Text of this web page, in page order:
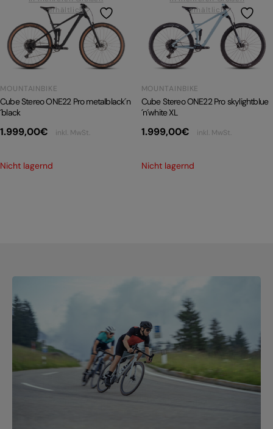
Alle entdecken
E-BIKE TOUR
PRODUKTRÜCKRUFE
erhältlich
MOUNTAINBIKE
Cube Stereo ONE22 Pro metalblack´n
´black
1.999,00€ inkl. MwSt.
Nicht lagernd
erhältlich
MOUNTAINBIKE
Cube Stereo ONE22 Pro skylightblue
´n´white XL
1.999,00€ inkl. MwSt.
Nicht lagernd